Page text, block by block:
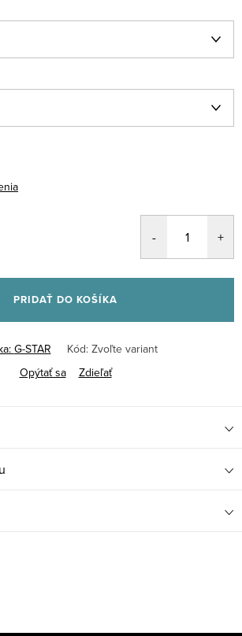
PRIDAŤ DO KOŠÍKA
G-STAR Kód: Zvoľte variant
Opýtať sa
Zdieľať